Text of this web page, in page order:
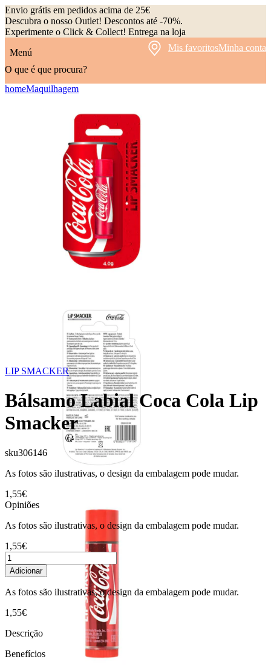
Envio grátis em pedidos acima de 25€
Descubra o nosso Outlet! Descontos até -70%.
Experimente o Click & Collect! Entrega na loja
Menú
Mis favoritosMinha conta
O que é que procura?
homeMaquilhagem
LIP SMACKER
Bálsamo Labial Coca Cola Lip
Smacker
sku306146
As fotos são ilustrativas, o design da embalagem pode mudar.
1,55€
Opiniões
As fotos são ilustrativas, o design da embalagem pode mudar.
1,55€
Adicionar
As fotos são ilustrativas, o design da embalagem pode mudar.
1,55€
Descrição
Benefícios